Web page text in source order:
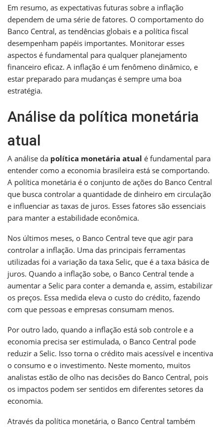
Em resumo, as expectativas futuras sobre a inflação
dependem de uma série de fatores. O comportamento do
Banco Central, as tendências globais e a política fiscal
desempenham papéis importantes. Monitorar esses
aspectos é fundamental para qualquer planejamento
financeiro eficaz. A inflação é um fenômeno dinâmico, e
estar preparado para mudanças é sempre uma boa
estratégia.
Análise da política monetária
atual
A análise da política monetária atual é fundamental para
entender como a economia brasileira está se comportando.
A política monetária é o conjunto de ações do Banco Central
que busca controlar a quantidade de dinheiro em circulação
e influenciar as taxas de juros. Esses fatores são essenciais
para manter a estabilidade econômica.
Nos últimos meses, o Banco Central teve que agir para
controlar a inflação. Uma das principais ferramentas
utilizadas foi a variação da taxa Selic, que é a taxa básica de
juros. Quando a inflação sobe, o Banco Central tende a
aumentar a Selic para conter a demanda e, assim, estabilizar
os preços. Essa medida eleva o custo do crédito, fazendo
com que pessoas e empresas consumam menos.
Por outro lado, quando a inflação está sob controle e a
economia precisa ser estimulada, o Banco Central pode
reduzir a Selic. Isso torna o crédito mais acessível e incentiva
o consumo e o investimento. Neste momento, muitos
analistas estão de olho nas decisões do Banco Central, pois
os impactos podem ser sentidos em diferentes setores da
economia.
Através da política monetária, o Banco Central também